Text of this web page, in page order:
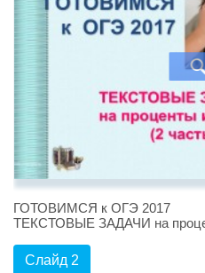
ГОТОВИМСЯ к ОГЭ 2017
ТЕКСТОВЫЕ ЗАДАЧИ на
Слайд 2